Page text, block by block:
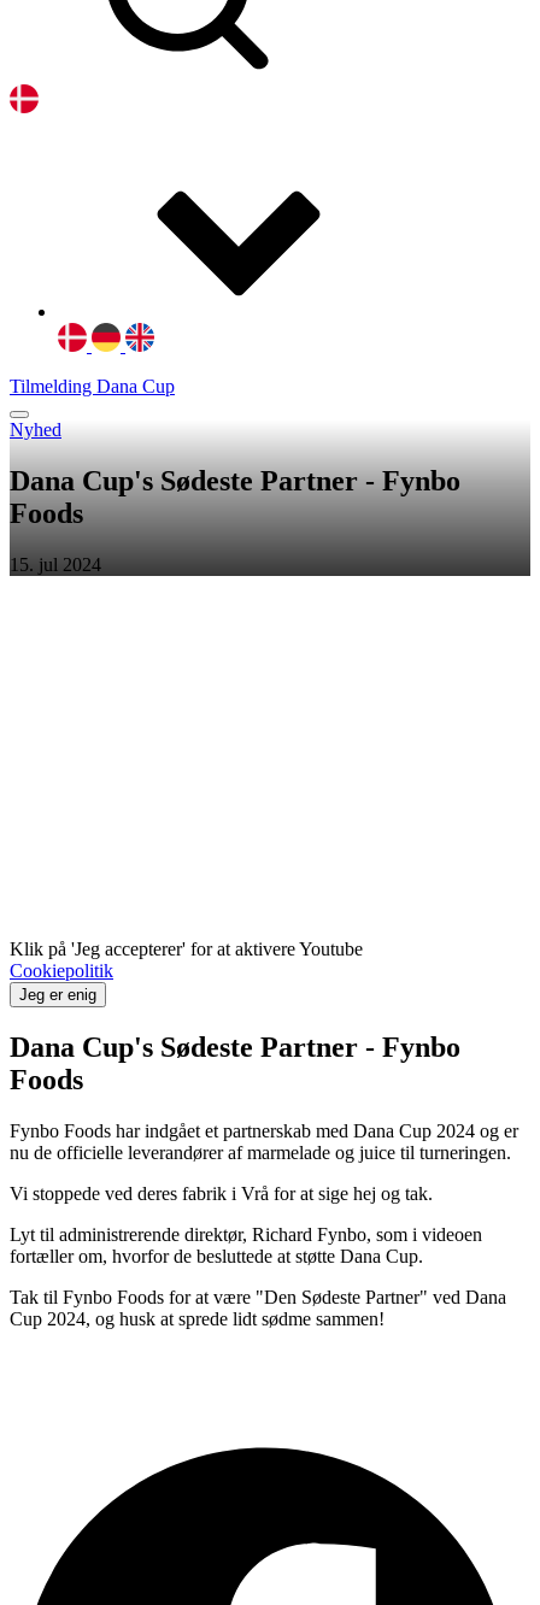
Tilmelding Dana Cup
Nyhed
Dana Cup's Sødeste Partner - Fynbo
Foods
15. jul 2024
Klik på 'Jeg accepterer' for at aktivere Youtube
Cookiepolitik
Jeg er enig
Dana Cup's Sødeste Partner - Fynbo
Foods
Fynbo Foods har indgået et partnerskab med Dana Cup 2024 og er
nu de officielle leverandører af marmelade og juice til turneringen.
Vi stoppede ved deres fabrik i Vrå for at sige hej og tak.
Lyt til administrerende direktør, Richard Fynbo, som i videoen
fortæller om, hvorfor de besluttede at støtte Dana Cup.
Tak til Fynbo Foods for at være "Den Sødeste Partner" ved Dana
Cup 2024, og husk at sprede lidt sødme sammen!